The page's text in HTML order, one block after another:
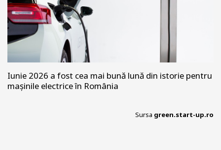
Iunie 2026 a fost cea mai bună lună din istorie pentru
mașinile electrice în România
Sursa green.start-up.ro